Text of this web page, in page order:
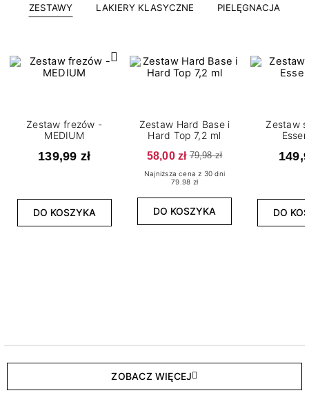
ZESTAWY LAKIERY KLASYCZNE PIELĘGNACJA
Zestaw frezów -
MEDIUM
139,99 zł
DO KOSZYKA
Zestaw Hard Base i
Hard Top 7,2 ml
58,00 zł 79,98 zł
Najniższa cena z 30 dni
79.98 zł
DO KOSZYKA
Zestaw
DO
ZOBACZ WIĘCEJ